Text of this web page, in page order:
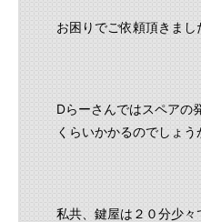
お困りでご依頼頂きまし
Dらーさんではスペアの
くらいかかるのでしょう
私共、鍵屋は２０分少々